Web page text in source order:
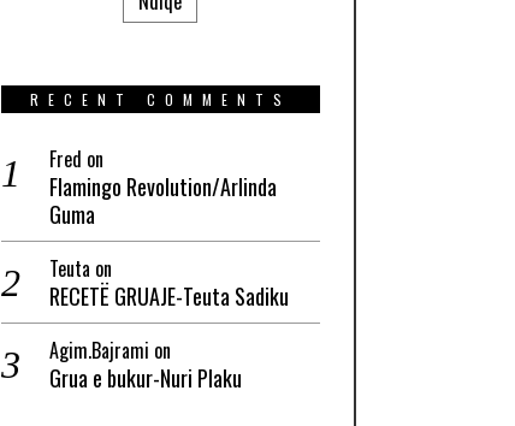
RECENT COMMENTS
Fred on
Flamingo Revolution/Arlinda
Guma
Teuta on
RECETË GRUAJE-Teuta Sadiku
Agim.Bajrami on
Grua e bukur-Nuri Plaku